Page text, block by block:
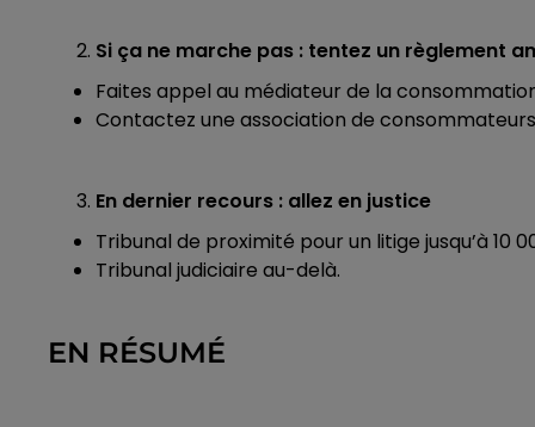
Si ça ne marche pas : tentez un règlement
Faites appel au médiateur de la
Contactez une association de
En dernier recours : allez en justice
Tribunal de proximité pour un litige jusqu’à 10
Tribunal judiciaire au-delà.
EN RÉSUMÉ